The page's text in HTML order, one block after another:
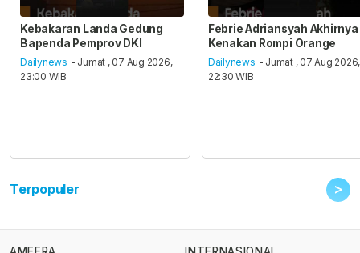
Kebakaran Landa Gedung
Bapenda Pemprov DKI
Dailynews - Jumat , 07 Aug 2026,
23:00 WIB
Febrie Adriansyah Akhirnya
Kenakan Rompi Orange
Dailynews - Jumat , 07 Aug 2026,
22:30 WIB
Terpopuler >